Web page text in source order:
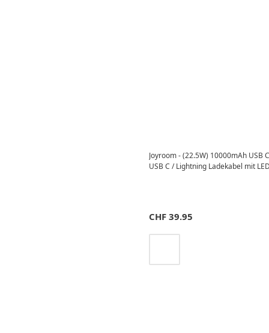
Joyroom - (22.5W) 10000mAh USB
USB C / Lightning Ladekabel mit
CHF 39.95